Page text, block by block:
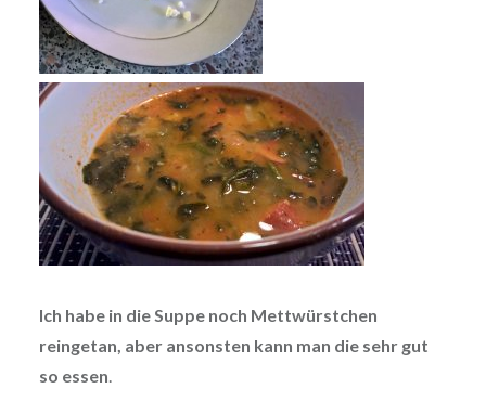
Ich habe in die Suppe noch Mettwürstchen
reingetan, aber ansonsten kann man die sehr gut
so essen